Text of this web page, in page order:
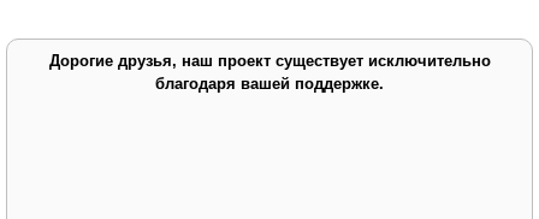
Дорогие друзья, наш проект существует исключительно
благодаря вашей поддержке.